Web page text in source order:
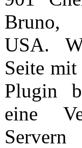
USA.
Seite
Plugin
eine